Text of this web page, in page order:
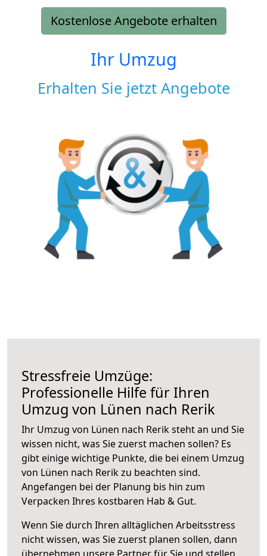
Kostenlose Angebote erhalten
Ihr Umzug
Erhalten Sie jetzt Angebote
Stressfreie Umzüge:
Professionelle Hilfe für Ihren
Umzug von Lünen nach Rerik
Ihr Umzug von Lünen nach Rerik steht an und Sie
wissen nicht, was Sie zuerst machen sollen? Es
gibt einige wichtige Punkte, die bei einem Umzug
von Lünen nach Rerik zu beachten sind.
Angefangen bei der Planung bis hin zum
Verpacken Ihres kostbaren Hab & Gut.
Wenn Sie durch Ihren alltäglichen Arbeitsstress
nicht wissen, was Sie zuerst planen sollen, dann